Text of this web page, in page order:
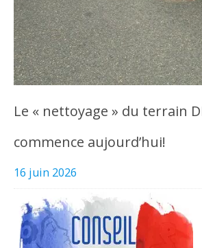
Le « nettoyage » du terrain
commence aujourd’hui!
16 juin 2026